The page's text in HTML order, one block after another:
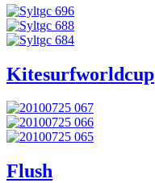
Kitesurfworldcup
Flush